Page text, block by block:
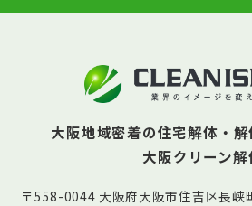
大阪地域密着の住宅解体・
大阪クリーン解
〒558-0044 大阪府大阪市住吉区長峡